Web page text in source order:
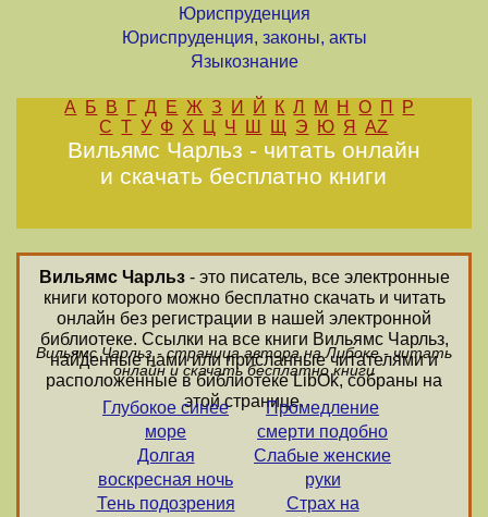
Юриспруденция
Юриспруденция, законы, акты
Языкознание
А Б В Г Д Е Ж З И Й К Л М Н О П
Р
С Т У Ф Х Ц Ч Ш Щ Э Ю Я AZ
Вильямс Чарльз - читать онлайн
и скачать бесплатно книги
Вильямс Чарльз- это писатель, все электронные
книги которого можно бесплатно скачать и читать
онлайн без регистрации в нашей электронной
библиотеке. Ссылки на все книги Вильямс Чарльз,
найденные нами или присланные читателями и
расположенные в библиотеке LibOk, собраны на
этой странице.
Вильямс Чарльз - страница автора на Либоке - читать
онлайн и скачать бесплатно книги
Глубокое синее
море
Долгая
воскресная ночь
Тень подозрения
Промедление
смерти подобно
Слабые женские
руки
Страх на